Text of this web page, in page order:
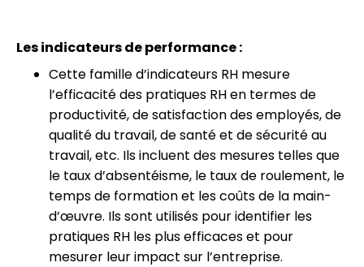
Les indicateurs de performance :
Cette famille d’indicateurs RH mesure
l’efficacité des pratiques RH en termes de
productivité, de satisfaction des employés, de
qualité du travail, de santé et de sécurité au
travail, etc. Ils incluent des mesures telles que
le taux d’absentéisme, le taux de roulement, le
temps de formation et les coûts de la main-
d’œuvre. Ils sont utilisés pour identifier les
pratiques RH les plus efficaces et pour
mesurer leur impact sur l’entreprise.